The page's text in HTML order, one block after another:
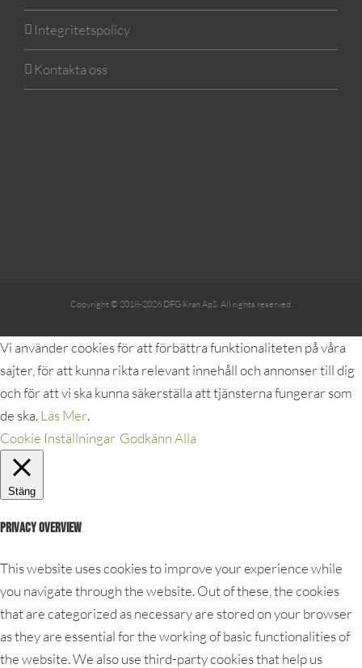
Integritetspolicy
Kontakta oss
Copyright © 2018-2026 DFG Kran ApS. All rights reserved.
Vi använder cookies för att förbättra funktionaliteten på våra
sajter, för att kunna rikta relevant innehåll och annonser till dig
och för att vi ska kunna säkerställa att tjänsterna fungerar som
de ska.Läs Mer.
Cookie Inställningar Godkänn Alla
Stäng
Privacy Overview
This website uses cookies to improve your experience while
you navigate through the website. Out of these, the cookies
that are categorized as necessary are stored on your browser
as they are essential for the working of basic functionalities of
the website. We also use third-party cookies that help us